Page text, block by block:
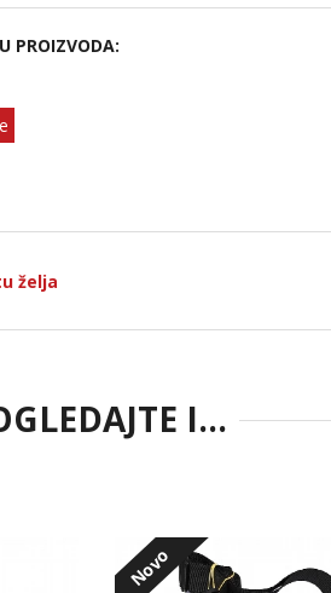
PROIZVODA:
želja
I...
Novo